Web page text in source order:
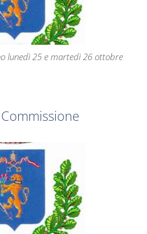
lunedì 25 e martedì 26 ottobre